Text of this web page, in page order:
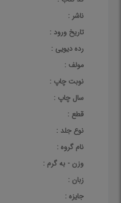
ناشر :
تاریخ ورود :
رده دیویی :
مولف :
نوبت چاپ :
سال چاپ :
قطع :
نوع جلد :
نام گروه :
وزن - به گرم :
زبان :
جایزه :